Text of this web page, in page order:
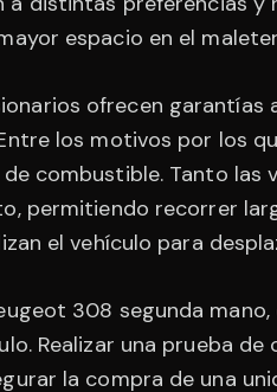
espacio en el
ofrecen
los motivos por los
combustible. Tanto
permitiendo recorrer
el vehículo para
308 segunda
Realizar una prueba
la compra de una